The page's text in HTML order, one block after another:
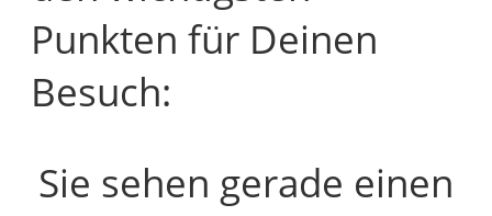
Punkten für Deinen
Besuch:
Sie sehen gerade einen